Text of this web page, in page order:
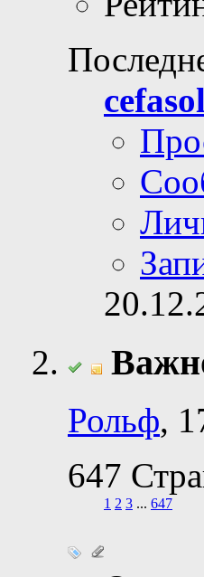
Рольф,
647
1 2 3 ... 647